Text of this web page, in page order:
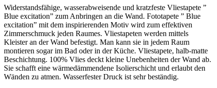
Widerstandsfähige, wasserabweisende und kratzfeste Vliestapete ”
Blue excitation” zum Anbringen an die Wand. Fototapete ” Blue
excitation” mit dem inspirierenden Motiv wird zum effektiven
Zimmerschmuck jeden Raumes. Vliestapeten werden mittels
Kleister an der Wand befestigt. Man kann sie in jedem Raum
montieren sogar im Bad oder in der Küche. Vliestapete, halb-matte
Beschichtung. 100% Vlies deckt kleine Unebenheiten der Wand ab.
Sie schafft eine wärmedämmendene Isolierschicht und erlaubt den
Wänden zu atmen. Wasserfester Druck ist sehr beständig.